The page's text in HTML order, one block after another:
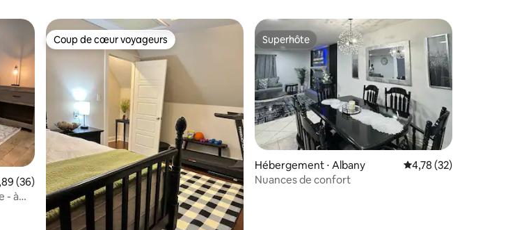
: 5 sur 5
moyenne sur la base de 36 commentaires : 4,89 sur 5
(36)
- à
Coup de cœur voyageurs
Coup de cœur voyageurs Superhôte
Superhôte
Hébergement ⋅ Albany Évaluation moyenne
4,78 (32)
Nuances de confort